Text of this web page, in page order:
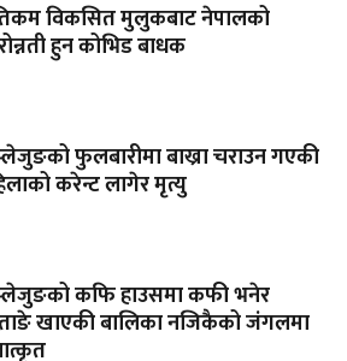
विकसित मुलुकबाट नेपालको
हुन कोभिड बाधक
फुलबारीमा बाख्रा चराउन गएकी
करेन्ट लागेर मृत्यु
कफि हाउसमा कफी भनेर
खाएकी बालिका नजिकैको जंगलमा